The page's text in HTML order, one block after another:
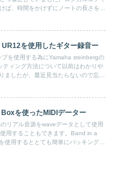
ば、時間をかけずにノートの長さを一
を使用したギター録音ー
プを使用する為にYamaha steinbergの
ティング方法について以前はわかりや
ましたが、最近見当たらないので忘れ
を使ったMIDIデーター
リアル音源をwaveデータとして使用
用することもできます。Band in a
使用するととても簡単にバッキングト